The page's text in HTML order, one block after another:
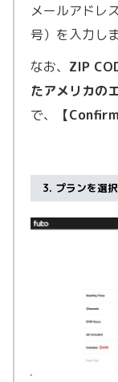
メールアドレ
号）を入力しま
なお、 ZIP
たアメリカの
で、
【
3. プランを選択